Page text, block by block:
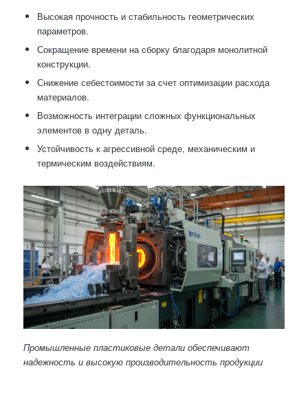
Высокая прочность и стабильность геометрических
параметров.
Сокращение времени на сборку благодаря монолитной
конструкции.
Снижение себестоимости за счет оптимизации расхода
материалов.
Возможность интеграции сложных функциональных
элементов в одну деталь.
Устойчивость к агрессивной среде, механическим и
термическим воздействиям.
Промышленные пластиковые детали обеспечивают
надежность и высокую производительность продукции